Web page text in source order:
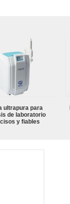
ultrapura para
de laboratorio
y fiables